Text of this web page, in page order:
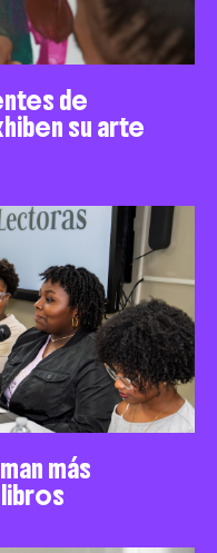
de
su arte
más